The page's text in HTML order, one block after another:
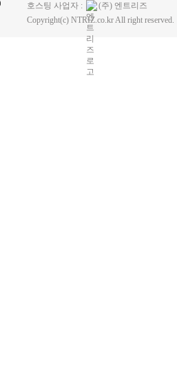
호스팅 사업자 :
(주) 엔트리즈
Copyright(c) NTRIZ.co.kr All right reserved.